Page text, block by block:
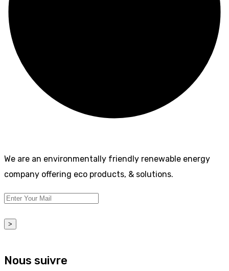
We are an environmentally friendly renewable energy
company offering eco products, & solutions.
>
Nous suivre